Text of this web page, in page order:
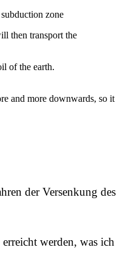
zone
then transport the
of the earth.
and more downwards, so it
der Versenkung des
werden, was ich